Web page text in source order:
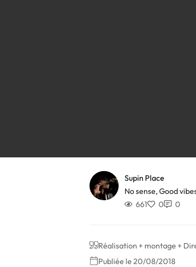
Supin Place
No sense, Good
661 0 0
Réalisation + montage +
Publiée le 20/08/2018